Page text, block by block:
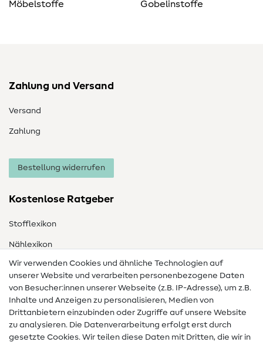
Möbelstoffe
Gobelinstoffe
Zahlung und Versand
Versand
Zahlung
Bestellung widerrufen
Kostenlose Ratgeber
Stofflexikon
Nählexikon
Nähanleitungen
Hilfe & Kontakt
Kontakt
Infos zum Betreiberwechsel
Wir verwenden Cookies und ähnliche Technologien auf
unserer Website und verarbeiten personenbezogene Daten
von Besucher:innen unserer Webseite (z.B. IP-Adresse), um z.B.
Inhalte und Anzeigen zu personalisieren, Medien von
Drittanbietern einzubinden oder Zugriffe auf unsere Website
zu analysieren. Die Datenverarbeitung erfolgt erst durch
gesetzte Cookies. Wir teilen diese Daten mit Dritten, die wir in